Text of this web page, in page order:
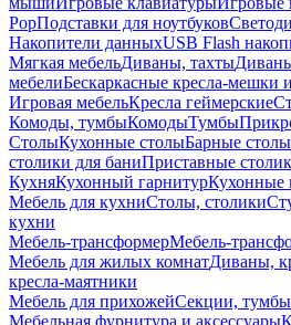
PopПодставки для ноутбуков
Накопители данныхUSB Flash
Мягкая мебельДиваны, тахты
мебелиБескаркасные кресла-мешки
Игровая мебельКресла геймерские
Комоды, тумбыКомодыТумбы
СтолыКухонные столыБарные столы
столики для баниПриставные
КухняКухонный гарнитурКухонные
Мебель для кухниСтолы, столики
кухни
Мебель-трансформерМебель-
Мебель для жилых комнатДиваны,
кресла-маятники
Мебель для прихожейСекции,
Мебельная фурнитура и аксессуары